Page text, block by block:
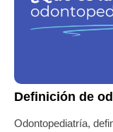
Definición de
Odontopediatría,